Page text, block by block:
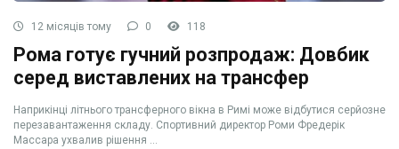
12 місяців тому 0 118
Рома готує гучний розпродаж: Довбик
серед виставлених на трансфер
Наприкінці літнього трансферного вікна в Римі може відбутися серйозне
перезавантаження складу. Спортивний директор Роми Фредерік
Массара ухвалив рішення ...